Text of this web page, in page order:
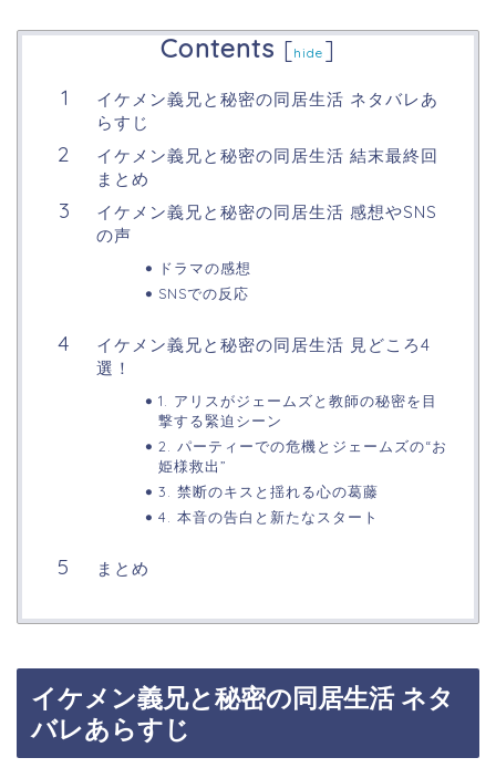
Contents [hide ]
イケメン義兄と秘密の同居生活 ネタバレあ
らすじ
イケメン義兄と秘密の同居生活 結末最終回
まとめ
イケメン義兄と秘密の同居生活 感想やSNS
の声
ドラマの感想
SNSでの反応
イケメン義兄と秘密の同居生活 見どころ4
選！
1. アリスがジェームズと教師の秘密を目
撃する緊迫シーン
2. パーティーでの危機とジェームズの“お
姫様救出”
3. 禁断のキスと揺れる心の葛藤
4. 本音の告白と新たなスタート
まとめ
イケメン義兄と秘密の同居生活 ネタ
バレあらすじ